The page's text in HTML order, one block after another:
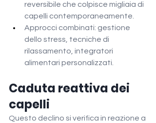
reversibile che colpisce migliaia di
capelli contemporaneamente.
Approcci combinati: gestione
dello stress, tecniche di
rilassamento, integratori
alimentari personalizzati.
Caduta reattiva dei
capelli
Questo declino si verifica in reazione a